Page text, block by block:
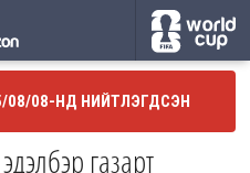
08/08-НД НИЙТЛЭГДСЭН
газарт